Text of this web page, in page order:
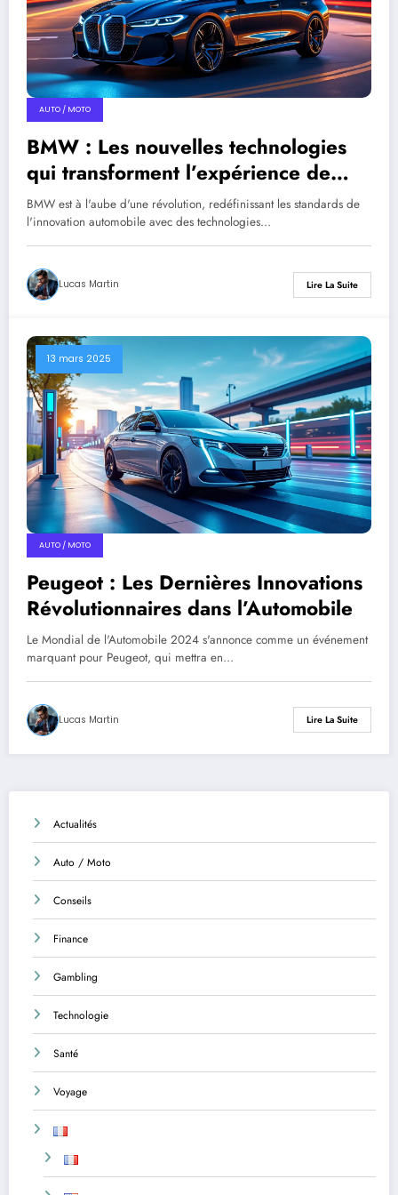
AUTO / MOTO
BMW : Les nouvelles technologies
qui transforment l’expérience de
conduite
BMW est à l'aube d'une révolution, redéfinissant les standards de
l'innovation automobile avec des technologies…
Lucas Martin Lire La Suite
13 mars 2025
AUTO / MOTO
Peugeot : Les Dernières Innovations
Révolutionnaires dans l’Automobile
Le Mondial de l'Automobile 2024 s'annonce comme un événement
marquant pour Peugeot, qui mettra en…
Lucas Martin Lire La Suite
Actualités
Auto / Moto
Conseils
Finance
Gambling
Technologie
Santé
Voyage